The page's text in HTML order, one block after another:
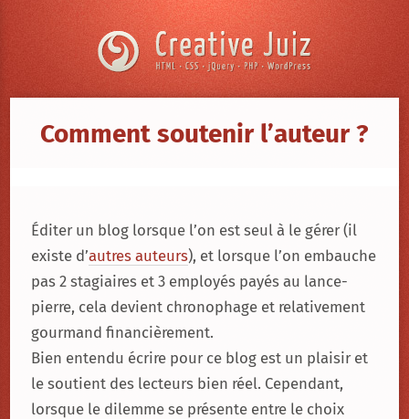
Comment soutenir l’auteur ?
Éditer un blog lorsque l’on est seul à le gérer (il
existe d’autres auteurs), et lorsque l’on embauche
pas 2 stagiaires et 3 employés payés au lance-
pierre, cela devient chronophage et relativement
gourmand financièrement.
Bien entendu écrire pour ce blog est un plaisir et
le soutient des lecteurs bien réel. Cependant,
lorsque le dilemme se présente entre le choix